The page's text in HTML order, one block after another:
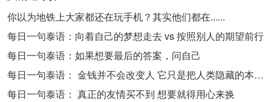
你以为地铁上大家都还在玩手机？其实他们都在......
每日一句泰语：向着自己的梦想走去 vs 按照别人的期望前行
每日一句泰语：如果想要最后的答案，问自己
每日一句泰语： 金钱并不会改变人 它只是把人类隐藏的本性揭开
每日一句泰语： 真正的友情买不到 想要就得用心来换